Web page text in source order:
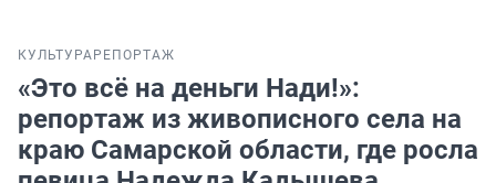
КУЛЬТУРА РЕПОРТАЖ
«Это всё на деньги Нади!»:
репортаж из живописного села на
краю Самарской области, где росла